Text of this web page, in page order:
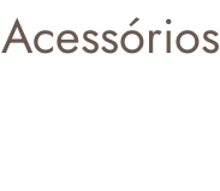
Acessórios